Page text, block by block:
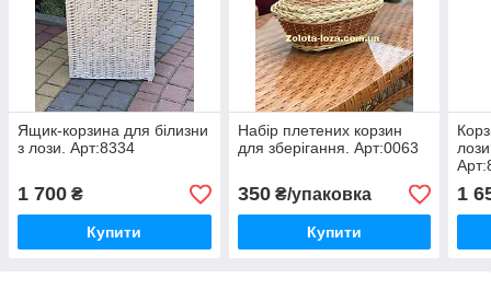
Ящик-корзина для білизни
з лози. Арт:8334
1 700 ₴
Купити
Набір плетених корзин
для зберігання. Арт:0063
350₴/упаковка
Купити
1